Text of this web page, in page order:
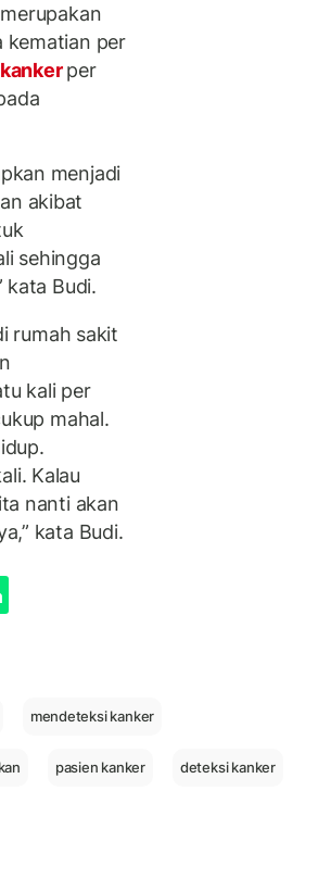
kematian per
per
menjadi
akibat
sehingga
kata Budi.
rumah sakit
kali per
mahal.
Kalau
nanti akan
kata Budi.
mendeteksi kanker
pasien kanker deteksi kanker